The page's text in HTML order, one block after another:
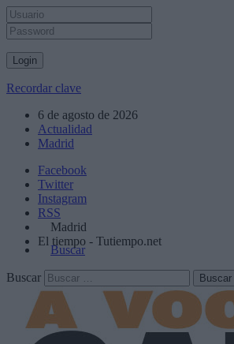
Recordar clave
6 de agosto de 2026
Actualidad
Madrid
Facebook
Twitter
Instagram
RSS
Madrid
El tiempo - Tutiempo.net
Buscar
Buscar